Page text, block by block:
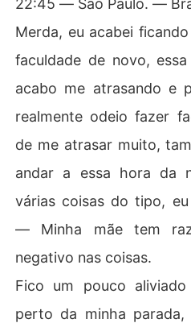
22:45 ― São Paulo. ―
Merda, eu acabei
faculdade de novo,
acabo me atrasando e
realmente odeio fazer
de me atrasar muito,
andar a essa hora da
várias coisas do tipo,
― Minha mãe tem
negativo nas coisas.
Fico um pouco
perto da minha